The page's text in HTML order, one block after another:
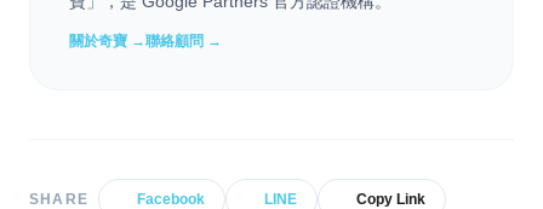
關於奇寶 →聯絡顧問 →
SHARE Facebook LINE Copy Link